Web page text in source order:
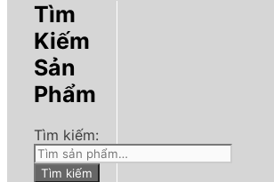
Tìm
Kiếm
Sản
Phẩm
Tìm kiếm:
Tìm kiếm